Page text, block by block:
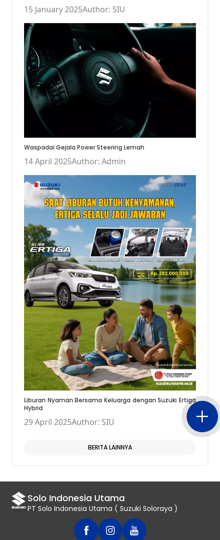
15 January 2025Author: SIU
Waspadai Gejala Power Steering Lemah
14 April 2025Author: Admin
Liburan Nyaman Bersama Keluarga dengan Suzuki Ertiga
Hybrid
29 April 2025Author: SIU
BERITA LAINNYA
Solo Indonesia Utama
PT Solo Indonesia Utama ( Suzuki Soloraya )